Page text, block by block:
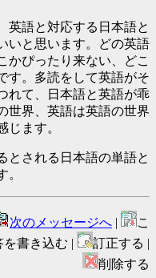
英語と対応する日本語と
いと思います。どの英語
かぴったり来ない、どこ
す。多読をして英語がそ
れて、日本語と英語が乖
世界、英語は英語の世界
じます。
とされる日本語の単語と
。
次のメッセージへ |
こ
を書き込む |
訂正する |
削除する